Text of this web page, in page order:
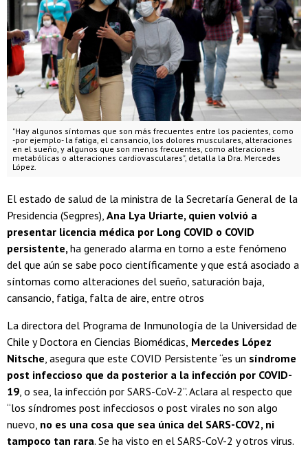
"Hay algunos síntomas que son más frecuentes entre los pacientes, como
-por ejemplo- la fatiga, el cansancio, los dolores musculares, alteraciones
en el sueño, y algunos que son menos frecuentes, como alteraciones
metabólicas o alteraciones cardiovasculares", detalla la Dra. Mercedes
López.
El estado de salud de la ministra de la Secretaría General de la
Presidencia (Segpres), Ana Lya Uriarte, quien volvió a
presentar licencia médica por Long COVID o COVID
persistente,ha generado alarma en torno a este fenómeno
del que aún se sabe poco científicamente y que está asociado a
síntomas como alteraciones del sueño, saturación baja,
cansancio, fatiga, falta de aire, entre otros
La directora del Programa de Inmunología de la Universidad de
Chile y Doctora en Ciencias Biomédicas, Mercedes López
Nitsche, asegura que este COVID Persistente “es un síndrome
post infeccioso que da posterior a la infección por COVID-
19, o sea, la infección por SARS-CoV-2”. Aclara al respecto que
“los síndromes post infecciosos o post virales no son algo
nuevo, no es una cosa que sea única del SARS-COV2, ni
tampoco tan rara. Se ha visto en el SARS-CoV-2 y otros virus.